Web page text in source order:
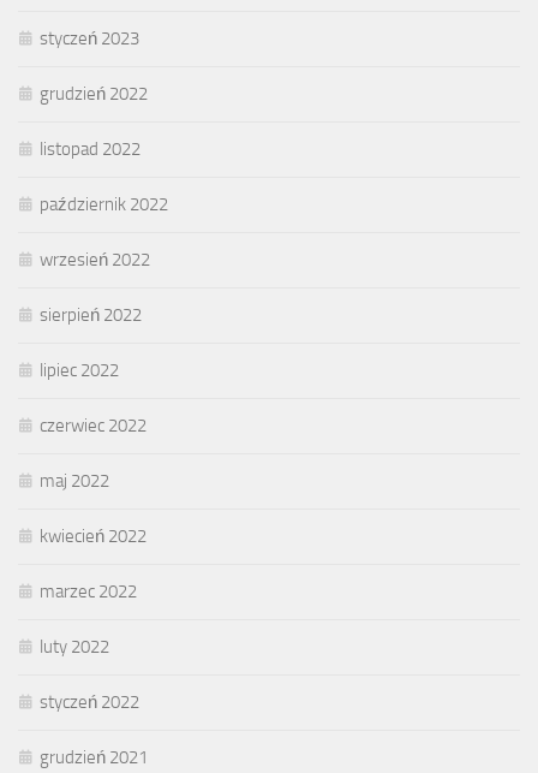
styczeń 2023
grudzień 2022
listopad 2022
październik 2022
wrzesień 2022
sierpień 2022
lipiec 2022
czerwiec 2022
maj 2022
kwiecień 2022
marzec 2022
luty 2022
styczeń 2022
grudzień 2021